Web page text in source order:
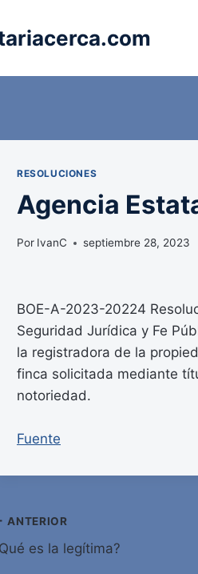
RESOLUCIONES
Agencia
Por IvanC septiembre 28, 2023
BOE-A-2023-20224
Seguridad Jurídica y Fe
la registradora de la
finca solicitada mediante
notoriedad.
Fuente
ANTERIOR
es la legítima?